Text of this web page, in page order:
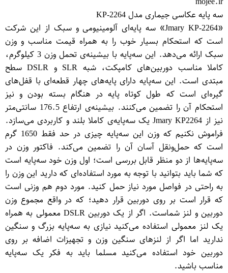
سه پایه عکاسی جیماری مدل KP-2264
«Jmary KP-2264» سه پایه‌ای آلومینیومی و سبک از این شرکت
است که استحکام بسیار خوب را به همراه قیمت مناسب و وزن
سبک ارائه می‌دهد. این سه‌پایه با بیشینه‌ی تحمل وزن 3 کیلوگرم،
کاملا مناسب دوربین‌های کامپکت، شبه SLR و DSLR سطح
مبتدی است. این سه‌پایه دارای پایه‌های چهار قطعه‌ای با قفل‌های
گیره‌ای است که طول کوتاه پایه در هنگام بسته بودن و نیز
استحکام آن را تضمین می‌کنند. بیشینه‌ی ارتفاع 176.5 سانتی‌متر
نیز از Jmary KP2264 یک سه‌پایه‌‌ی کاملا بلند و کاربردی می‌سازد.
فراموش نکنیم که وزن این سه‌پایه چیزی در حد فقط 1650 گرم
است که حمل‌و‌نقل آسان آن را تضمین می‌کند. فاکتور وزن در
سه‌پایه‌ها از دو منظر قابل بررسی است؛ اول وزن خود سه‌پایه است
که شما باید بتوانید با توجه به مورد استفاده‌ای که دارید این وزن را
به راحتی در فواصل مورد نیاز حمل کنید. مورد دوم هم وزنی است
که قرار است بر روی دوربین قرار دهید؛ که در واقع مجموع وزن
دوربین و لنز شماست. اگر از یک دوربین DSLR معمولی به همراه
یک لنز معمولی استفاده می‌کنید نیازی به سه‌پایه بزرگ و سنگین
ندارید اما اگر از لنزهای سنگین وزن و تجهیزات اضافه بر روی
دوربین خود استفاده می‌کنید مسلما باید به فکر یک سه‌پایه
مناسب باشید.